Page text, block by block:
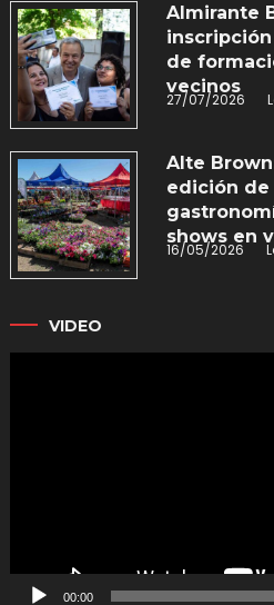
Almirante
de
vecinos
27/07/2026
Alte
edición de
shows en
16/05/2026
VIDEO
00:00